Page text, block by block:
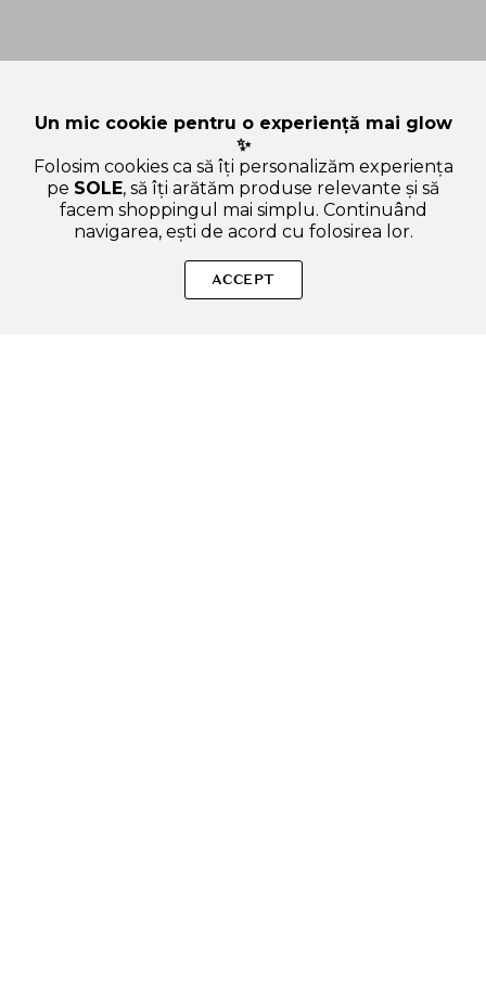
Crew Light Hold Styling Gel de par pentru fixare usoara -
Hidratare si stralucire naturala, 250 ml. Dacă ai și alte
Un mic cookie pentru o experiență mai glow
✨
Folosim cookies ca să îți personalizăm experiența
pe SOLE, să îți arătăm produse relevante și să
facem shoppingul mai simplu. Continuând
navigarea, ești de acord cu folosirea lor.
ACCEPT